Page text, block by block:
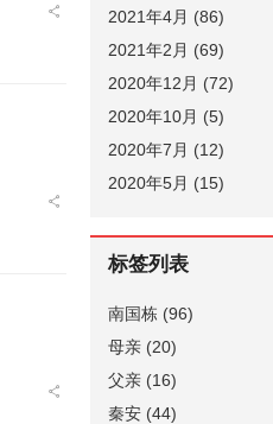
2021年4月 (86)
2021年2月 (69)
2020年12月 (72)
2020年10月 (5)
2020年7月 (12)
2020年5月 (15)
标签列表
南国栋 (96)
母亲 (20)
父亲 (16)
秦安 (44)